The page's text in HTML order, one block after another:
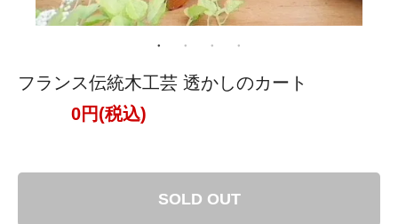
フランス伝統木工芸 透かしのカート
0円(税込)
SOLD OUT